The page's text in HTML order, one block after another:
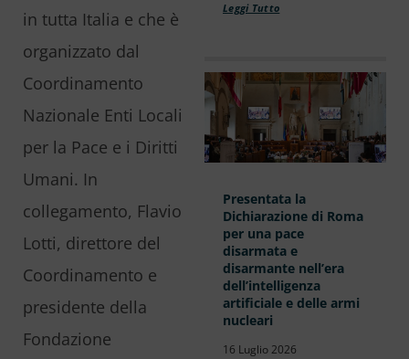
in tutta Italia e che è
organizzato dal
Coordinamento
Nazionale Enti Locali
per la Pace e i Diritti
Umani. In
collegamento, Flavio
Lotti, direttore del
Coordinamento e
presidente della
Fondazione
Leggi Tutto
Presentata la
Dichiarazione di Roma
per una pace
disarmata e
disarmante nell’era
dell’intelligenza
artificiale e delle armi
nucleari
16 Luglio 2026